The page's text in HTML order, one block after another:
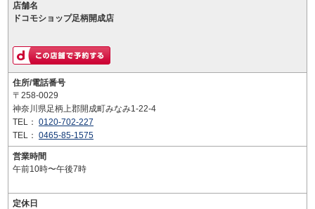
店舗名
ドコモショップ足柄開成店
住所/電話番号
〒258-0029
神奈川県足柄上郡開成町みなみ1-22-4
TEL： 0120-702-227
TEL： 0465-85-1575
営業時間
午前10時〜午後7時
定休日